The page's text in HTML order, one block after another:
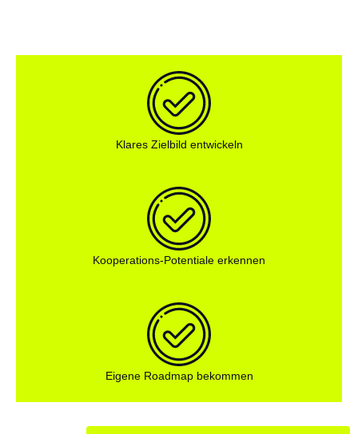
Klares Zielbild entwickeln
Kooperations-Potentiale erkennen
Eigene Roadmap bekommen